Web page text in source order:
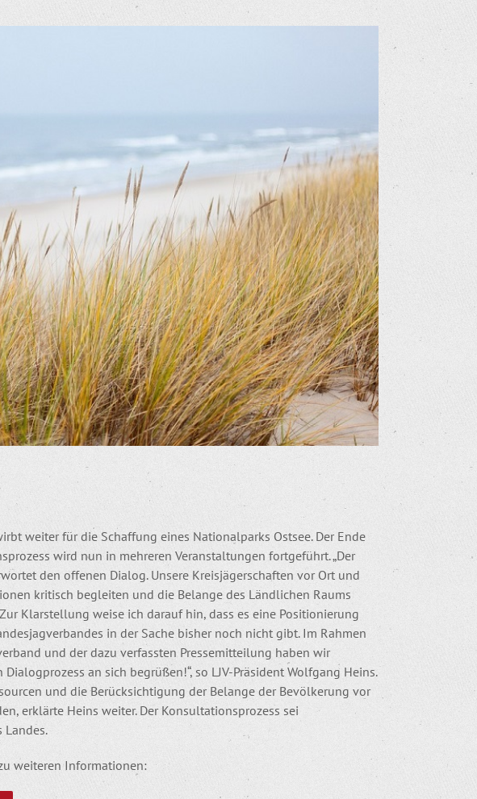
weiter für die Schaffung eines Nationalparks Ostsee. Der Ende
wird nun in mehreren Veranstaltungen fortgeführt. „Der
den offenen Dialog. Unsere Kreisjägerschaften vor Ort und
kritisch begleiten und die Belange des Ländlichen Raums
Klarstellung weise ich darauf hin, dass es eine Positionierung
in der Sache bisher noch nicht gibt. Im Rahmen
und der dazu verfassten Pressemitteilung haben wir
an sich begrüßen!“, so LJV-Präsident Wolfgang Heins.
und die Berücksichtigung der Belange der Bevölkerung vor
erklärte Heins weiter. Der Konsultationsprozess sei
Landes.
weiteren Informationen: